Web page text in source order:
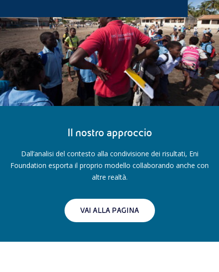
Il nostro approccio
Dall’analisi del contesto alla condivisione dei risultati, Eni
Foundation esporta il proprio modello collaborando anche con
altre realtà.
VAI ALLA PAGINA